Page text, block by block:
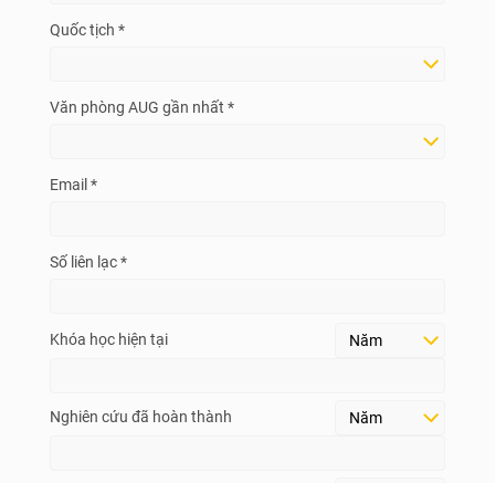
Quốc tịch *
Văn phòng AUG gần nhất *
Email *
Số liên lạc *
Khóa học hiện tại
Nghiên cứu đã hoàn thành